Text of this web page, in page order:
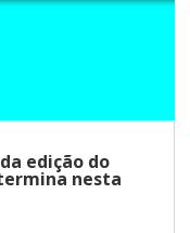
edição do
nesta